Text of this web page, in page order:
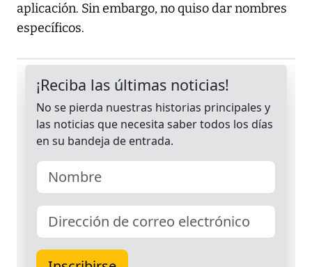
aplicación. Sin embargo, no quiso dar nombres
específicos.